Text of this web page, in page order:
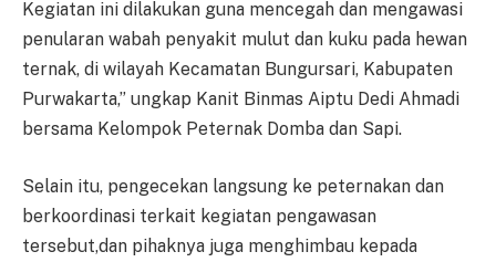
Kegiatan ini dilakukan guna mencegah dan mengawasi
penularan wabah penyakit mulut dan kuku pada hewan
ternak, di wilayah Kecamatan Bungursari, Kabupaten
Purwakarta,” ungkap Kanit Binmas Aiptu Dedi Ahmadi
bersama Kelompok Peternak Domba dan Sapi.
Selain itu, pengecekan langsung ke peternakan dan
berkoordinasi terkait kegiatan pengawasan
tersebut,dan pihaknya juga menghimbau kepada